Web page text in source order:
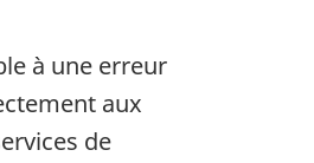
à une erreur
aux
de